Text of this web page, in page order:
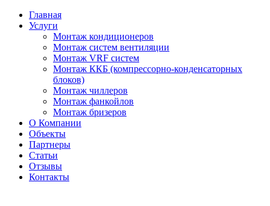
Главная
Услуги
Монтаж кондиционеров
Монтаж cистем вентиляции
Монтаж VRF систем
Монтаж ККБ (компрессорно-конденсаторных
блоков)
Монтаж чиллеров
Монтаж фанкойлов
Монтаж бризеров
О Компании
Объекты
Партнеры
Статьи
Отзывы
Контакты